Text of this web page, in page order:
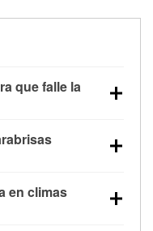
que falle la
hasta la mitad de
los 0 °F, lo que
la sal y la nieve
la visibilidad.
en climas